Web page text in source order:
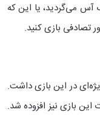
آس می‌گردید، یا این که
تصادفی بازی کنید.
در این بازی داشت.
این بازی نیز افزوده شد.